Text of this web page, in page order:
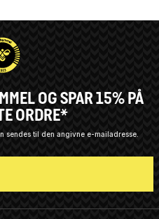
OG SPAR 15% PÅ
ORDRE*
sendes til den angivne e-mailadresse.